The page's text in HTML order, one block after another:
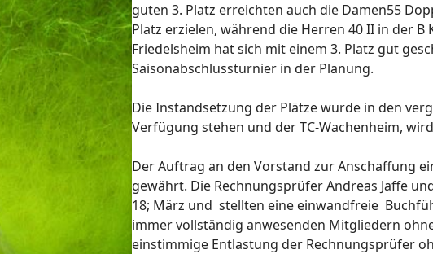
guten 3. Platz erreichten auch die Damen55
Platz erzielen, während die Herren 40 II in der
Friedelsheim hat sich mit einem 3. Platz gut
Saisonabschlussturnier in der Planung.
Die Instandsetzung der Plätze wurde in den
Verfügung stehen und der TC-Wachenheim,
Der Auftrag an den Vorstand zur Anschaffung
gewährt. Die Rechnungsprüfer Andreas Jaffe
18; März und stellten eine einwandfreie
immer vollständig anwesenden Mitgliedern
einstimmige Entlastung der Rechnungsprüfer